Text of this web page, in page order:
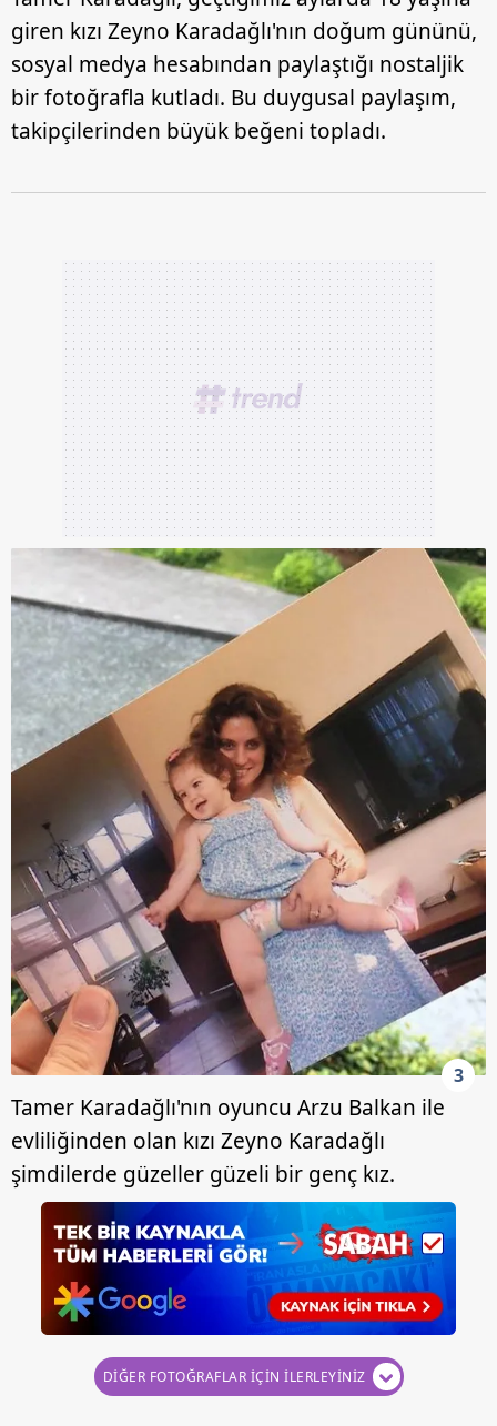
giren kızı Zeyno Karadağlı'nın doğum gününü,
sosyal medya hesabından paylaştığı nostaljik
bir fotoğrafla kutladı. Bu duygusal paylaşım,
takipçilerinden büyük beğeni topladı.
3
Tamer Karadağlı'nın oyuncu Arzu Balkan ile
evliliğinden olan kızı Zeyno Karadağlı
şimdilerde güzeller güzeli bir genç kız.
DİĞER FOTOĞRAFLAR İÇİN İLERLEYİNİZ